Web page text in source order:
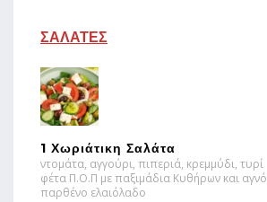
ΣΑΛΑΤΕΣ
1 Χωριάτικη Σαλάτα
ντομάτα, αγγούρι, πιπεριά, κρεμμύδι, τυρί
φέτα Π.Ο.Π με παξιμάδια Κυθήρων και αγνό
παρθένο ελαιόλαδο